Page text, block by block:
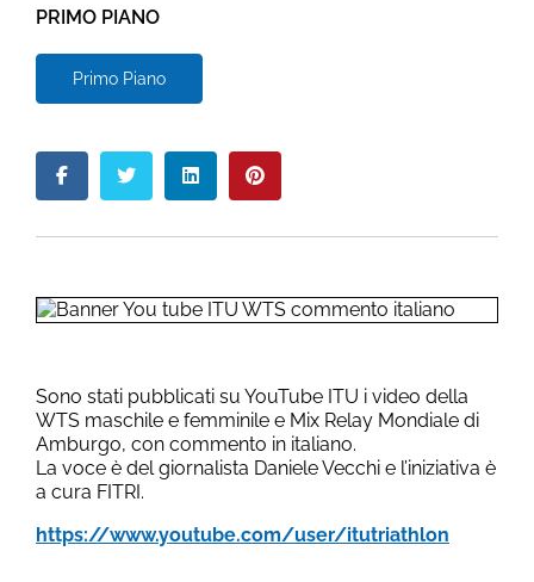
PRIMO PIANO
Primo Piano
Sono stati pubblicati su YouTube ITU i video della
WTS maschile e femminile e Mix Relay Mondiale di
Amburgo, con commento in italiano.
La voce è del giornalista Daniele Vecchi e l’iniziativa è
a cura FITRI.
https://www.youtube.com/user/itutriathlon